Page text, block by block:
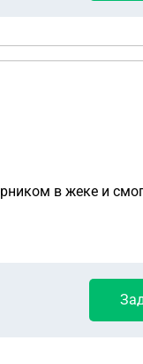
в жеке и